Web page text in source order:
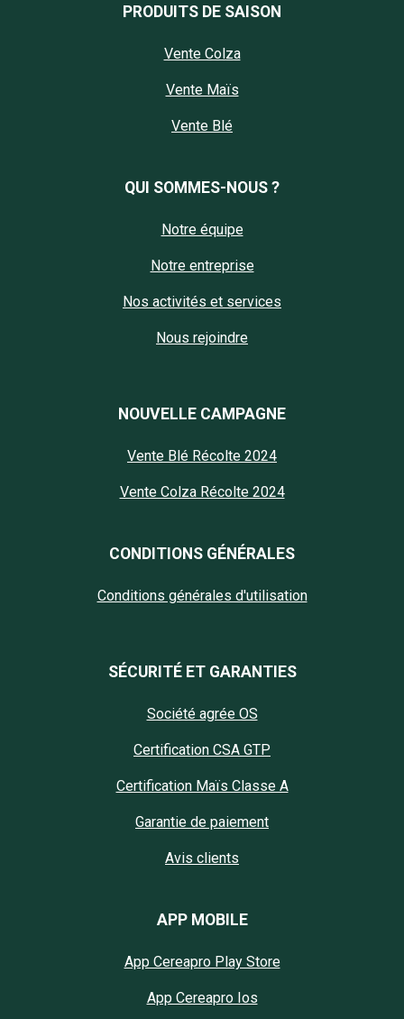
PRODUITS DE SAISON
Vente Colza
Vente Maïs
Vente Blé
QUI SOMMES-NOUS ?
Notre équipe
Notre entreprise
Nos activités et services
Nous rejoindre
NOUVELLE CAMPAGNE
Vente Blé Récolte 2024
Vente Colza Récolte 2024
CONDITIONS GÉNÉRALES
Conditions générales d'utilisation
SÉCURITÉ ET GARANTIES
Société agrée OS
Certification CSA GTP
Certification Maïs Classe A
Garantie de paiement
Avis clients
APP MOBILE
App Cereapro Play Store
App Cereapro Ios